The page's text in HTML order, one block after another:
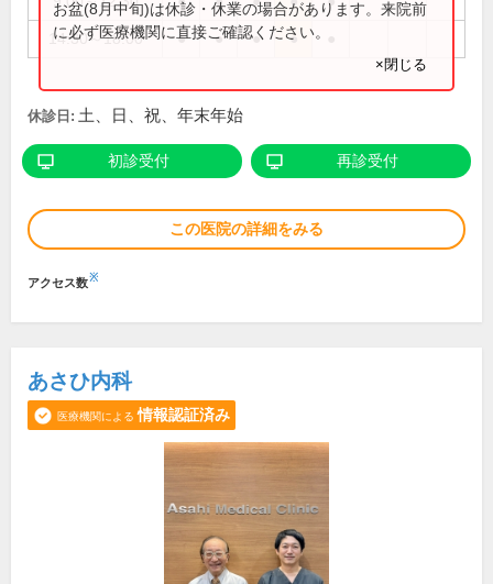
14:30～18:00 ● ● ● ●
お盆(8月中旬)は休診・休業の場合があります。来院前
に必ず医療機関に直接ご確認ください。
×閉じる
休診日: 土、日、祝、年末年始
初診受付 再診受付
この医院の詳細をみる
アクセス数※
あさひ内科
医療機関による 情報認証済み